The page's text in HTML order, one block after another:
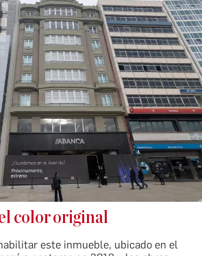
color original
este inmueble, ubicado en el